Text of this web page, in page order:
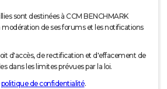
sont destinées à CCM BENCHMARK
modération de ses forums et les notifications
d'accès, de rectification et d'effacement de
dans les limites prévues par la loi.
politique de confidentialité.